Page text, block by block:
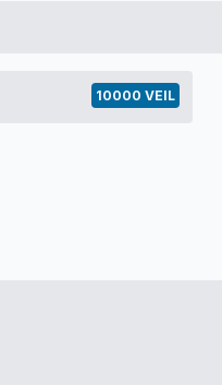
10000 VEIL